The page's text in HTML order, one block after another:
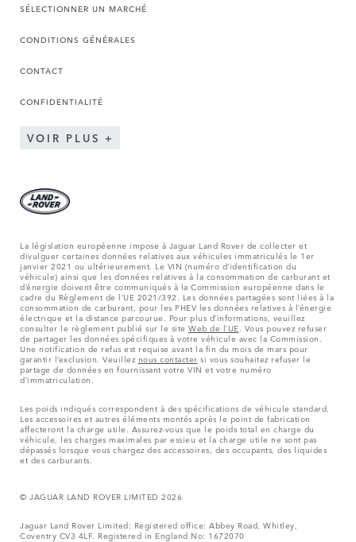
SÉLECTIONNER UN MARCHÉ
CONDITIONS GÉNÉRALES
CONTACT
CONFIDENTIALITÉ
VOIR PLUS
La législation européenne impose à Jaguar Land Rover de collecter et
divulguer certaines données relatives aux véhicules immatriculés le 1er
janvier 2021 ou ultérieurement. Le VIN (numéro d’identification du
véhicule) ainsi que les données relatives à la consommation de carburant et
d’énergie doivent être communiqués à la Commission européenne dans le
cadre du Règlement de l’UE 2021/392. Les données partagées sont liées à la
consommation de carburant, pour les PHEV les données relatives à l’énergie
électrique et la distance parcourue. Pour plus d’informations, veuillez
consulter le règlement publié sur le site Web de l’UE . Vous pouvez refuser
de partager les données spécifiques à votre véhicule avec la Commission.
Une notification de refus est requise avant la fin du mois de mars pour
garantir l’exclusion. Veuillez nous contacter si vous souhaitez refuser le
partage de données en fournissant votre VIN et votre numéro
d’immatriculation.
Les poids indiqués correspondent à des spécifications de véhicule standard.
Les accessoires et autres éléments montés après le point de fabrication
affecteront la charge utile. Assurez-vous que le poids total en charge du
véhicule, les charges maximales par essieu et la charge utile ne sont pas
dépassés lorsque vous chargez des accessoires, des occupants, des liquides
et des carburants.
© JAGUAR LAND ROVER LIMITED 2026
Jaguar Land Rover Limited: Registered office: Abbey Road, Whitley,
Coventry CV3 4LF. Registered in England No: 1672070